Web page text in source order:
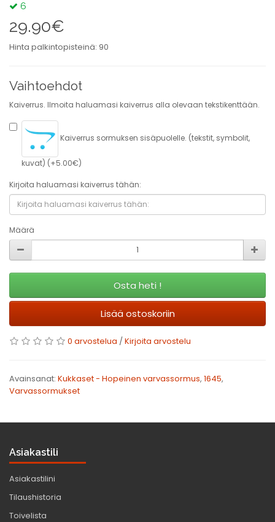
6
29.90€
Hinta palkintopisteinä: 90
Vaihtoehdot
Kaiverrus. Ilmoita haluamasi kaiverrus alla olevaan tekstikenttään.
Kaiverrus sormuksen sisäpuolelle. (tekstit, symbolit,
kuvat) (+5.00€)
Kirjoita haluamasi kaiverrus tähän:
Määrä
Osta heti !
Lisää ostoskoriin
0 arvostelua /Kirjoita arvostelu
Avainsanat: Kukkaset - Hopeinen varvassormus, 1645,
Varvassormukset
Asiakastili
Asiakastilini
Tilaushistoria
Toivelista